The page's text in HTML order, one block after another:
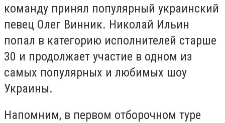
команду принял популярный украинский
певец Олег Винник. Николай Ильин
попал в категорию исполнителей старше
30 и продолжает участие в одном из
самых популярных и любимых шоу
Украины.
Напомним, в первом отборочном туре